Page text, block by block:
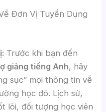
Đơn Vị Tuyển Dụng
Trước khi bạn đến
giảng tiếng Anh, hãy
sục” mọi thông tin về
học đó. Lịch sử,
lõi, đối tượng học viên